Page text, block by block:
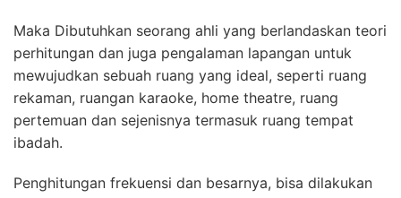
Maka Dibutuhkan seorang ahli yang berlandaskan teori
perhitungan dan juga pengalaman lapangan untuk
mewujudkan sebuah ruang yang ideal, seperti ruang
rekaman, ruangan karaoke, home theatre, ruang
pertemuan dan sejenisnya termasuk ruang tempat
ibadah.
Penghitungan frekuensi dan besarnya, bisa dilakukan